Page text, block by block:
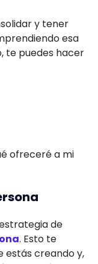
y tener
esa
te puedes hacer
ofreceré a mi
de
. Esto te
estás creando y,